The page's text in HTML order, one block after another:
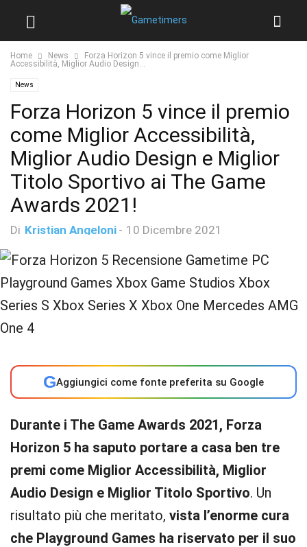
Home News
Forza Horizon 5 vince il premio come Miglior
Accessibilità, Miglior Audio Design...
News
Forza Horizon 5 vince il premio
come Miglior Accessibilità,
Miglior Audio Design e Miglior
Titolo Sportivo ai The Game
Awards 2021!
Di Kristian Angeloni - 10 Dicembre 2021
GAggiungici come fonte preferita su Google
Durante i The Game Awards 2021, Forza
Horizon 5 ha saputo portare a casa ben tre
premi come Miglior Accessibilità, Miglior
Audio Design e Miglior Titolo Sportivo. Un
risultato più che meritato, vista l’enorme cura
che Playground Games ha riservato per il suo